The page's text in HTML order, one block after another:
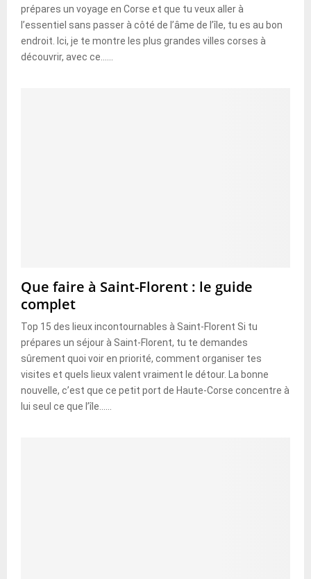
prépares un voyage en Corse et que tu veux aller à
l’essentiel sans passer à côté de l’âme de l’île, tu es au bon
endroit. Ici, je te montre les plus grandes villes corses à
découvrir, avec ce......
Que faire à Saint-Florent : le guide
complet
Top 15 des lieux incontournables à Saint-Florent Si tu
prépares un séjour à Saint-Florent, tu te demandes
sûrement quoi voir en priorité, comment organiser tes
visites et quels lieux valent vraiment le détour. La bonne
nouvelle, c’est que ce petit port de Haute-Corse concentre à
lui seul ce que l’île......